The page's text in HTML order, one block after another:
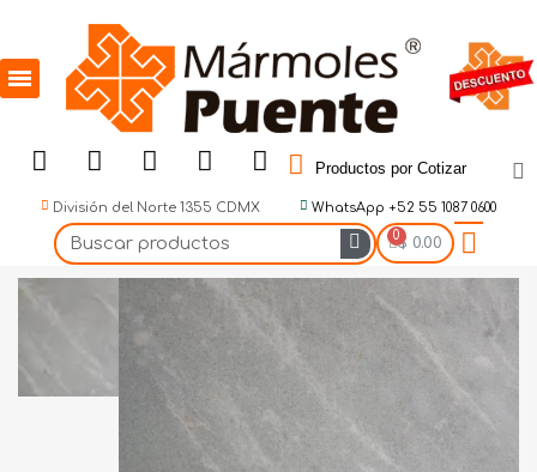
Productos por Cotizar
División del Norte 1355 CDMX WhatsApp +52 55 1087 0600
$ 0.00